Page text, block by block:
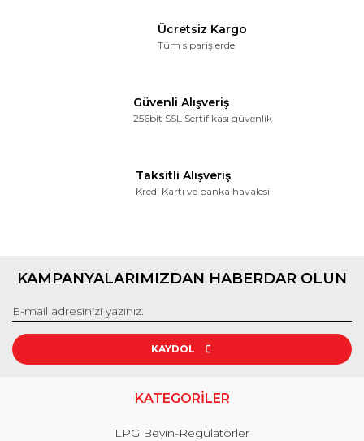
Ücretsiz Kargo
Tüm siparişlerde
Güvenli Alışveriş
256bit SSL Sertifikası güvenlik
Taksitli Alışveriş
Kredi Kartı ve banka havalesi
KAMPANYALARIMIZDAN HABERDAR OLUN
KAYDOL
KATEGORİLER
LPG Beyin-Regülatörler